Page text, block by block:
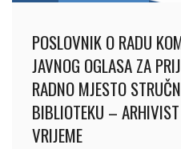
POSLOVNIK O RADU
JAVNOG OGLASA ZA
RADNO MJESTO
BIBLIOTEKU –
VRIJEME